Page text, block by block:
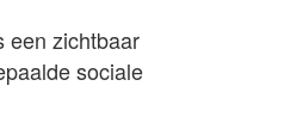
een zichtbaar
sociale